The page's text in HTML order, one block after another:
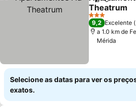
Partilhar
Theatrum
Ver preços
3 Estrelas
9,2 Excelente
a 1.0 km de
Mérida
Selecione as datas para ver os
exatos.